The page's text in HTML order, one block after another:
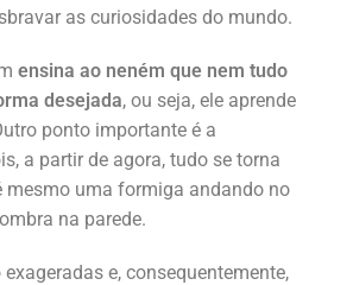
as curiosidades do mundo.
ensina ao neném que nem tudo
desejada, ou seja, ele aprende
ponto importante é a
a partir de agora, tudo se torna
mesmo uma formiga andando no
na parede.
e, consequentemente,